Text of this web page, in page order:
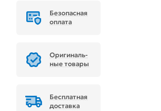
Безопасная
оплата
Ори­ги­наль­
ные товары
Бесплатная
доставка